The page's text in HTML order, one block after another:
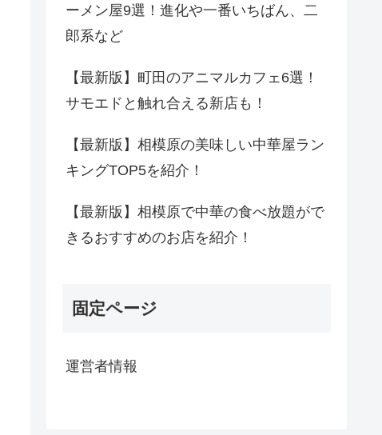
ーメン屋9選！進化や一番いちばん、二
郎系など
【最新版】町田のアニマルカフェ6選！
サモエドと触れ合える新店も！
【最新版】相模原の美味しい中華屋ラン
キングTOP5を紹介！
【最新版】相模原で中華の食べ放題がで
きるおすすめのお店を紹介！
固定ページ
運営者情報